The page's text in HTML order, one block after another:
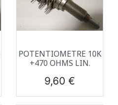
POTENTIOMETRE 10K
+470 OHMS LIN.
Prix
9,60 €